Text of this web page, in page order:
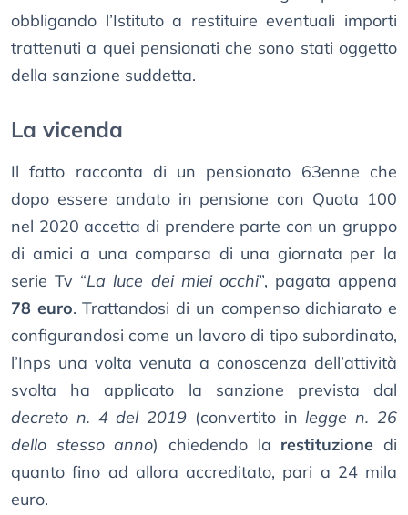
obbligando l’Istituto a restituire eventuali importi
trattenuti a quei pensionati che sono stati oggetto
della sanzione suddetta.
La vicenda
Il fatto racconta di un pensionato 63enne che
dopo essere andato in pensione con Quota 100
nel 2020 accetta di prendere parte con un gruppo
di amici a una comparsa di una giornata per la
serie Tv “La luce dei miei occhi”, pagata appena
78 euro. Trattandosi di un compenso dichiarato e
configurandosi come un lavoro di tipo subordinato,
l’Inps una volta venuta a conoscenza dell’attività
svolta ha applicato la sanzione prevista dal
decreto n. 4 del 2019 (convertito inlegge n. 26
dello stesso anno) chiedendo la restituzione di
quanto fino ad allora accreditato, pari a 24 mila
euro.